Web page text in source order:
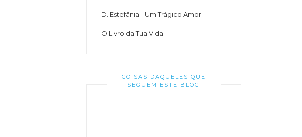
D. Estefânia - Um Trágico Amor
O Livro da Tua Vida
COISAS DAQUELES QUE
SEGUEM ESTE BLOG